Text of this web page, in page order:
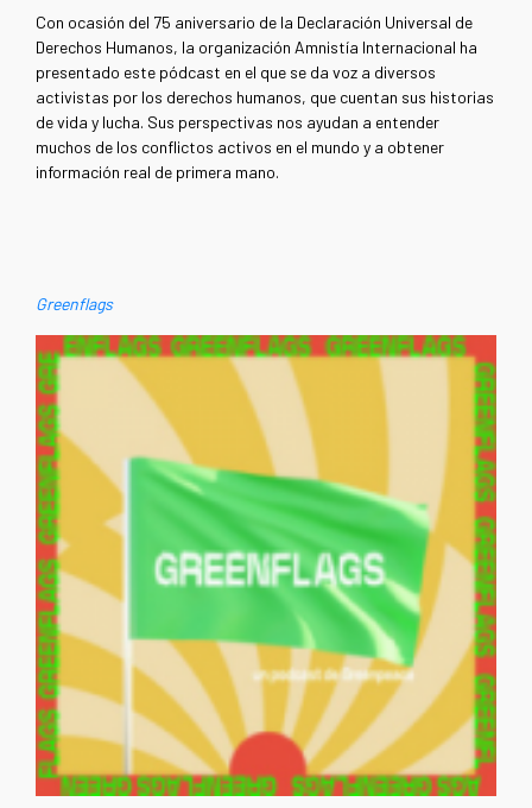
Con ocasión del 75 aniversario de la Declaración Universal de
Derechos Humanos, la organización Amnistía Internacional ha
presentado este pódcast en el que se da voz a diversos
activistas por los derechos humanos, que cuentan sus historias
de vida y lucha. Sus perspectivas nos ayudan a entender
muchos de los conflictos activos en el mundo y a obtener
información real de primera mano.
Greenflags